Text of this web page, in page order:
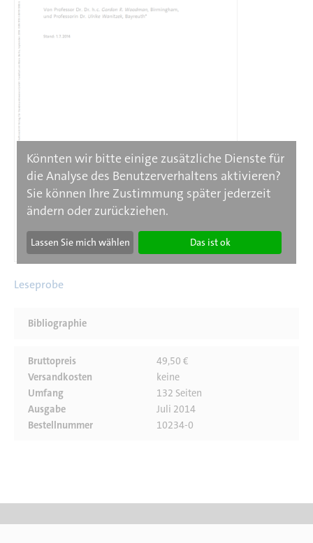
Leseprobe
Bibliographie
Bruttopreis
49,50 €
Versandkosten
keine
Umfang
132 Seiten
Ausgabe
Juli 2014
Bestellnummer
10234-0
Könnten wir bitte einige zusätzliche Dienste für
die Analyse des Benutzerverhaltens aktivieren?
Sie können Ihre Zustimmung später jederzeit
ändern oder zurückziehen.
Lassen Sie mich wählen Das ist ok